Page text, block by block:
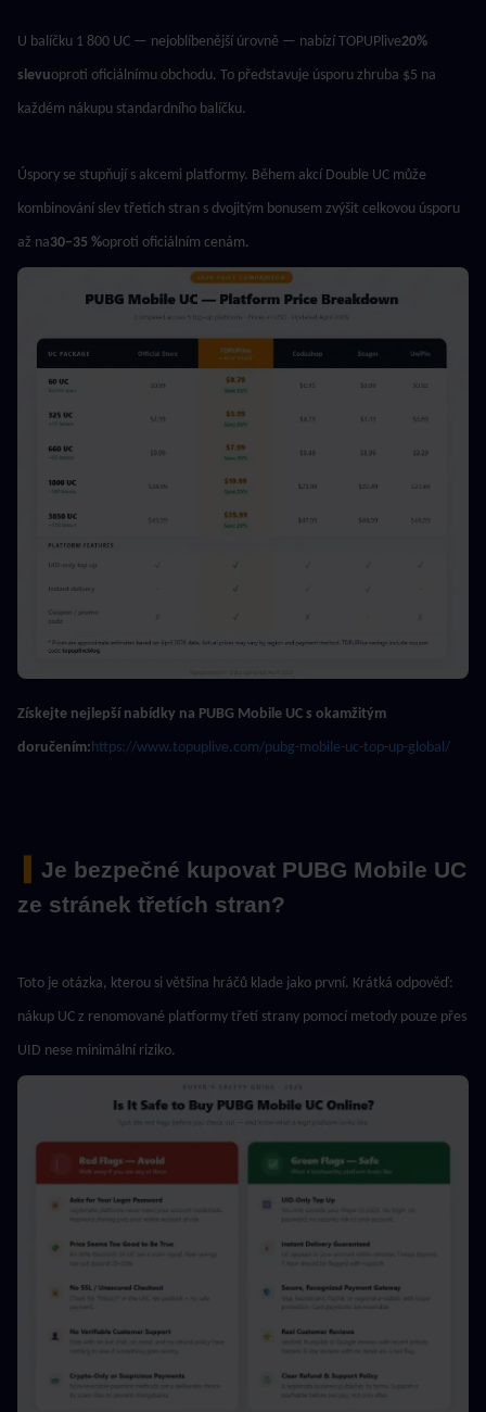
U balíčku 1 800 UC — nejoblíbenější úrovně — nabízí TOPUPlive20%
slevuoproti oficiálnímu obchodu. To představuje úsporu zhruba $5 na
každém nákupu standardního balíčku.
Úspory se stupňují s akcemi platformy. Během akcí Double UC může
kombinování slev třetích stran s dvojitým bonusem zvýšit celkovou úsporu
až na30–35 %oproti oficiálním cenám.
Získejte nejlepší nabídky na PUBG Mobile UC s okamžitým
doručením: https://www.topuplive.com/pubg-mobile-uc-top-up-global/
Je bezpečné kupovat PUBG Mobile UC
ze stránek třetích stran?
Toto je otázka, kterou si většina hráčů klade jako první. Krátká odpověď:
nákup UC z renomované platformy třetí strany pomocí metody pouze přes
UID nese minimální riziko.